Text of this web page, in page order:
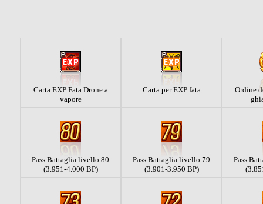
Carta EXP Fata Drone a
vapore
Carta per EXP fata
Ordine
Pass Battaglia livello 80
(3.951-4.000 BP)
Pass Battaglia livello 79
(3.901-3.950 BP)
Pass